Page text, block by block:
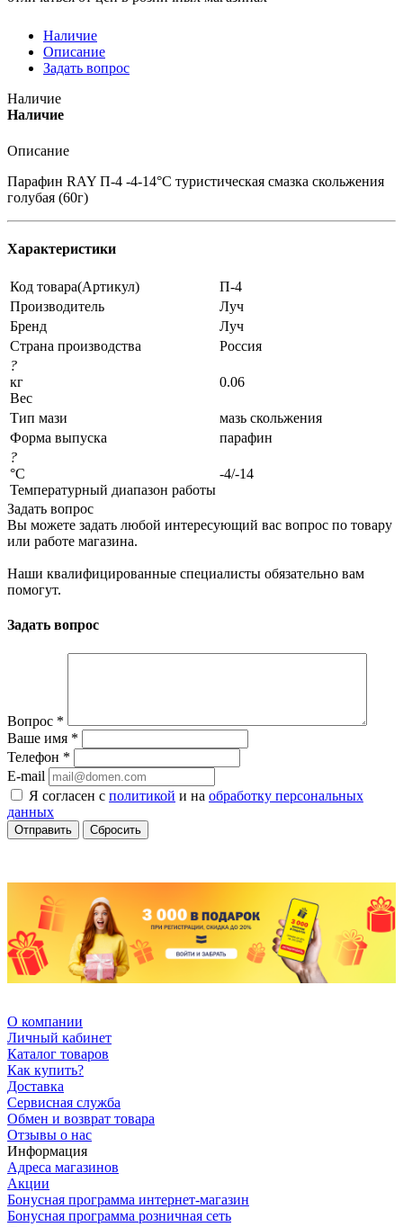
Наличие
Описание
Задать вопрос
Наличие
Наличие
Описание
Парафин RAY П-4 -4-14°C туристическая смазка скольжения
голубая (60г)
Характеристики
Код товара(Артикул)
П-4
Производитель
Луч
Бренд
Луч
Страна производства
Россия
?
кг
Вес
0.06
Тип мази
мазь скольжения
Форма выпуска
парафин
?
°C
Температурный диапазон работы
-4/-14
Задать вопрос
Вы можете задать любой интересующий вас вопрос по товару
или работе магазина.
Наши квалифицированные специалисты обязательно вам
помогут.
Задать вопрос
Вопрос *
Ваше имя *
Телефон *
E-mail
Я согласен с политикой и на обработку персональных
данных
Сбросить
О компании
Личный кабинет
Каталог товаров
Как купить?
Доставка
Сервисная служба
Обмен и возврат товара
Отзывы о нас
Информация
Адреса магазинов
Акции
Бонусная программа интернет-магазин
Бонусная программа розничная сеть